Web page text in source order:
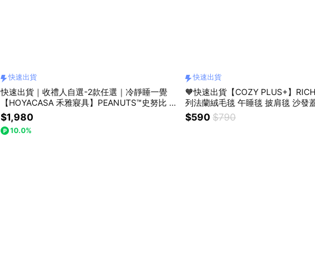
快速出貨
快速出貨｜收禮人自選-2款任選｜冷靜睡一覺
【HOYACASA 禾雅寢具】PEANUTS™史努比 / I
CE TECH+冰絲涼感夏被 / SNOOPY / 涼感被
$1,980
10.0%
快速出貨
🧡快速出貨【COZY PLUS+】
列法蘭絨毛毯 午睡毯 披肩毯 沙發
日禮物 聖誕節禮物 交換禮#CP0040
$590 $790